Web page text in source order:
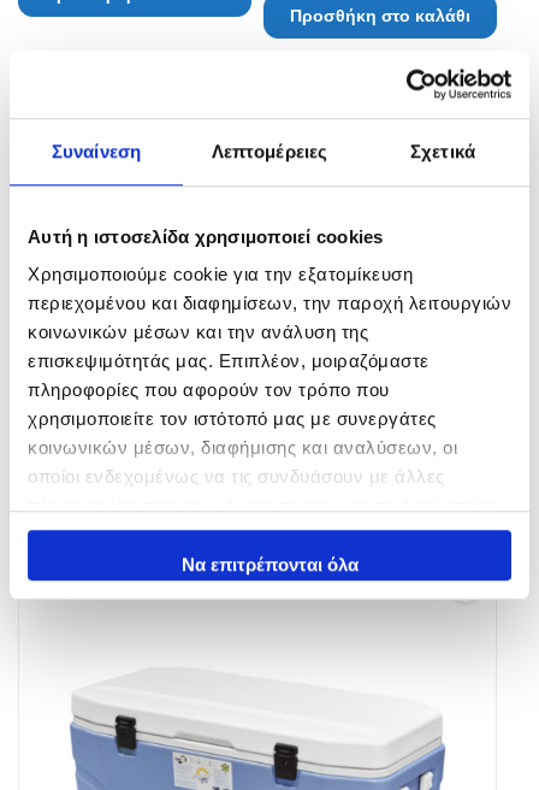
Συναίνεση Λεπτομέρειες Σχετικά
Αυτή η ιστοσελίδα χρησιμοποιεί cookies
Χρησιμοποιούμε cookie για την εξατομίκευση
περιεχομένου και διαφημίσεων, την παροχή λειτουργιών
κοινωνικών μέσων και την ανάλυση της
επισκεψιμότητάς μας. Επιπλέον, μοιραζόμαστε
πληροφορίες που αφορούν τον τρόπο που
χρησιμοποιείτε τον ιστότοπό μας με συνεργάτες
κοινωνικών μέσων, διαφήμισης και αναλύσεων, οι
οποίοι ενδεχομένως να τις συνδυάσουν με άλλες
έχουν συλλέξει σε σχέση με την από μέρους σας χρήση
των υπηρεσιών τους.Να επιτρέπονται όλα
Προσθήκη στο καλάθι
ΓΑΝΤΖΟΣ ΣΤΑΘΕΡΟΣ St.
Steel YZG-1151
21,50€
In Stock
Rapala SINGLE HANDLE
FLOATING NET
32,00€
In Stock